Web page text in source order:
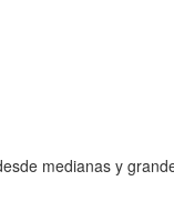
medianas y